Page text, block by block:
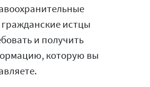
истцы
и получить
которую вы